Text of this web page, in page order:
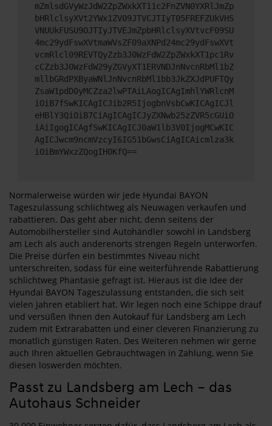
mZmlsdGVyWzJdW2ZpZWxkXT11c2FnZVN0YXRlJmZp
bHRlclsyXVt2YWx1ZV09JTVCJTIyT05FREFZUkVHS
VNUUkFUSU9OJTIyJTVEJmZpbHRlclsyXVtvcF09SU
4mc29ydFswXVtmaWVsZF09aXNPd24mc29ydFswXVt
vcmRlcl09REVTQyZzb3J0WzFdW2ZpZWxkXT1pc1Rv
cCZzb3J0WzFdW29yZGVyXT1ERVNDJnNvcnRbMl1bZ
mllbGRdPXByaWNlJnNvcnRbMl1bb3JkZXJdPUFTQy
ZsaW1pdD0yMCZza2lwPTAiLAogICAgImhlYWRlcnM
iOiB7fSwKICAgICJib2R5IjogbnVsbCwKICAgICJl
eHBlY3QiOiB7CiAgICAgICJyZXNwb25zZVR5cGUiO
iAiIgogICAgfSwKICAgICJ0aW1lb3V0IjogMCwKIC
AgICJwcm9ncmVzcyI6IG51bGwsCiAgICAicmlza3k
iOiBmYWxzZQogIH0KfQ==
Normalerweise würden wir jede Hyundai BAYON
Tageszulassung schlichtweg als Neuwagen verkaufen und
rabattieren. Das geht aber nicht, denn seitens der
Automobilhersteller sind Autohändler sowohl in Landsberg
am Lech als auch anderenorts strengen Regeln unterworfen.
Die Preise dürfen ein bestimmtes Niveau nicht
unterschreiten, sodass für eine weiterführende Rabattierung
schlichtweg Phantasie gefragt ist. Hieraus ist die Idee der
Hyundai BAYON Tageszulassung entstanden, die sich seit
vielen Jahren etabliert hat. Wir legen noch eine Schippe drauf
und versüßen Ihnen den Autokauf für Landsberg am Lech
zudem mit Extrarabatten und einer cleveren Finanzierung zu
monatlich günstigen Raten. Des Weiteren nehmen wir gerne
auch Ihren aktuellen Gebrauchtwagen in Zahlung, wenn Sie
diesen loswerden möchten.
Passt zu Landsberg am Lech – das
Autohaus Schneider